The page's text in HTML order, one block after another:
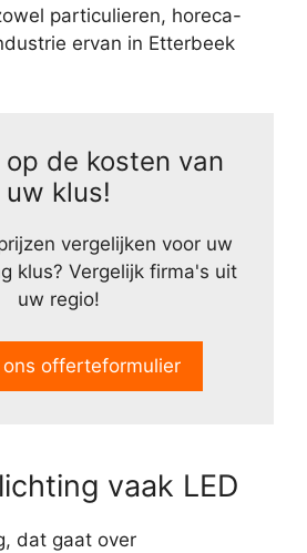
particulieren, horeca-
ervan in Etterbeek
op de kosten van
uw klus!
vergelijken voor uw
klus? Vergelijk firma's uit
uw regio!
ons offerteformulier
vaak LED
dat gaat over